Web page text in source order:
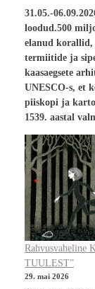
31.05.-
loodud.500
elanud
termiitide ja
kaasaegsete
UNESCO-s, et
piiskopi ja
1539. aastal
TUULEST”
29. mai 2026